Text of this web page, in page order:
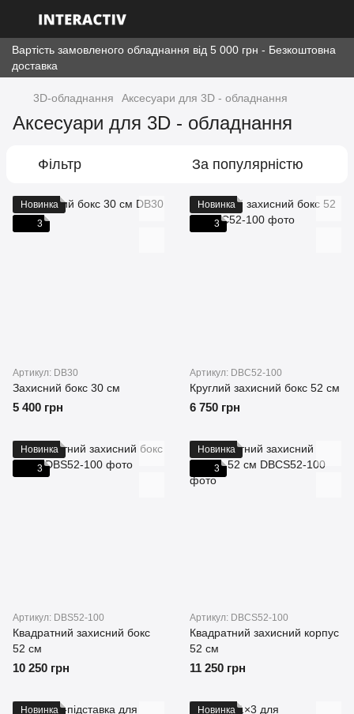
Вартість замовленого обладнання від 5 000 грн - Безкоштовна
доставка
3D-обладнання Аксесуари для 3D - обладнання
Аксесуари для 3D - обладнання
Фільтр За популярністю
Новинка
3
Артикул: DB30
Захисний бокс 30 см
5 400 грн
Новинка
3
Артикул: DBC52-100
Круглий захисний бокс 52 см
6 750 грн
Новинка
3
Артикул: DBS52-100
Квадратний захисний бокс
52 см
10 250 грн
Новинка
3
Артикул: DBCS52-100
Квадратний захисний корпус
52 см
11 250 грн
Новинка
Новинка